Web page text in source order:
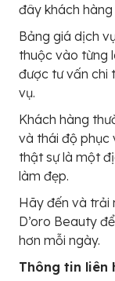
đây khách
Bảng giá dịch
thuộc vào từng
được tư vấn chi
vụ.
Khách hàng
và thái độ phục
thật sự là một
làm đẹp.
Hãy đến và trải
D’oro Beauty
hơn mỗi ngày.
Thông tin liên